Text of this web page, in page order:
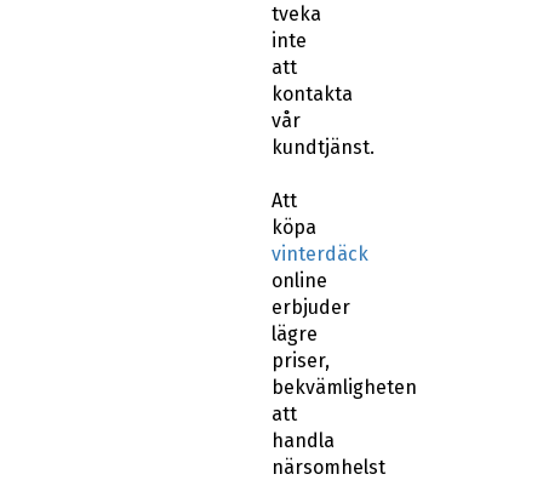
tveka
inte
att
kontakta
vår
kundtjänst.
Att
köpa
vinterdäck
online
erbjuder
lägre
priser,
bekvämligheten
att
handla
närsomhelst